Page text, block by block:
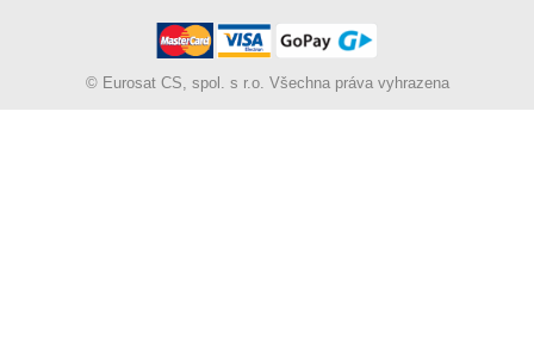
© Eurosat CS, spol. s r.o. Všechna práva vyhrazena